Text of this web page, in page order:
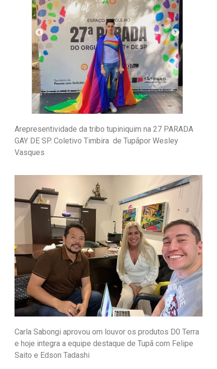
Arepresentividade da tribo tupiniquim na 27 PARADA
GAY DE SP. Coletivo Timbira de Tupãpor Wesley
Vasques
Carla Sabongi aprovou om louvor os produtos D0 Terra
e hoje integra a equipe destaque de Tupã com Felipe
Saito e Edson Tadashi